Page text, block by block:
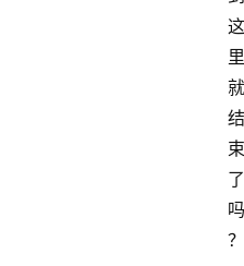
这
里
就
结
束
了
吗
？